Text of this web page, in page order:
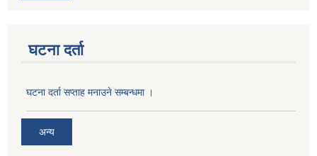
घटना दर्ता
घटना दर्ता सप्ताह मनाउने सम्बन्धमा ।
अन्य